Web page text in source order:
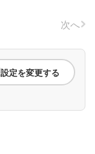
次へ
設定を変更する